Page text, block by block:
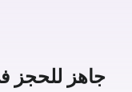
جاهز للحجز